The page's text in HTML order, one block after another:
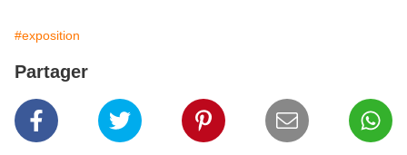
#exposition
Partager